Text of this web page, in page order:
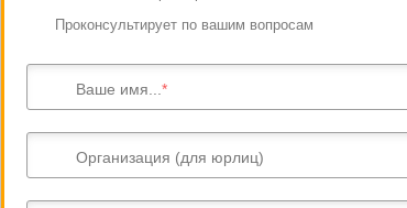
Проконсультирует по вашим вопросам
Ваше имя...
Организация (для юрлиц)